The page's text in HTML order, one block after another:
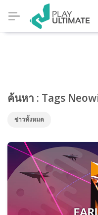
ค้นหา : Tags
ข่าวทั้งหมด